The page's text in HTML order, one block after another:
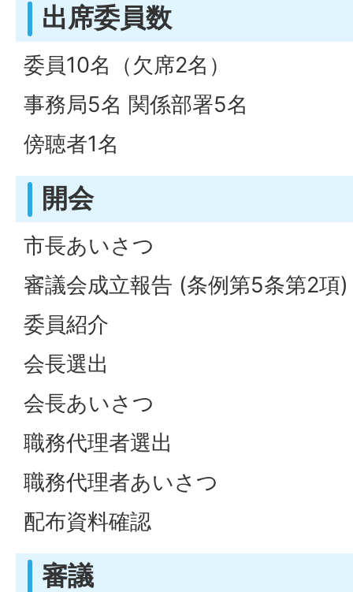
出席委員数
委員10名（欠席2名）
事務局5名 関係部署5名
傍聴者1名
開会
市長あいさつ
審議会成立報告 (条例第5条第2項)
委員紹介
会長選出
会長あいさつ
職務代理者選出
職務代理者あいさつ
配布資料確認
審議